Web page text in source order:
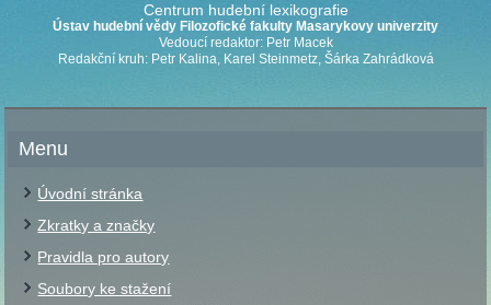
Centrum hudební lexikografie
Ústav hudební vědy Filozofické fakulty Masarykovy univerzity
Vedoucí redaktor: Petr Macek
Redakční kruh: Petr Kalina, Karel Steinmetz, Šárka Zahrádková
Menu
Úvodní stránka
Zkratky a značky
Pravidla pro autory
Soubory ke stažení